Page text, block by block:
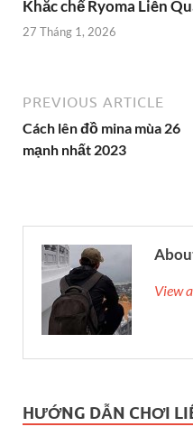
Khắc chế Ryoma Liên
27 Tháng 1, 2026
PREVIOUS ARTICLE
Cách lên đồ mina mùa 26
mạnh nhất 2023
View
HƯỚNG DẪN CHƠI